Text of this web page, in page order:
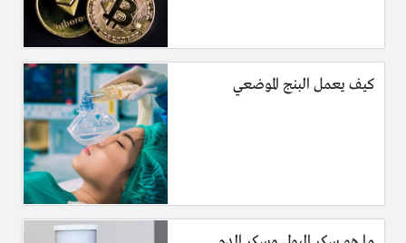
كيف يعمل البنج الموضعي